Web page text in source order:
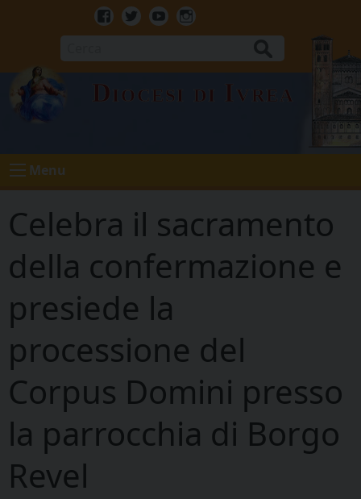
Facebook
TwitterYoutubeInstagram
Diocesi di Ivrea
Menu
Celebra il sacramento
della confermazione e
presiede la
processione del
Corpus Domini presso
la parrocchia di Borgo
Revel